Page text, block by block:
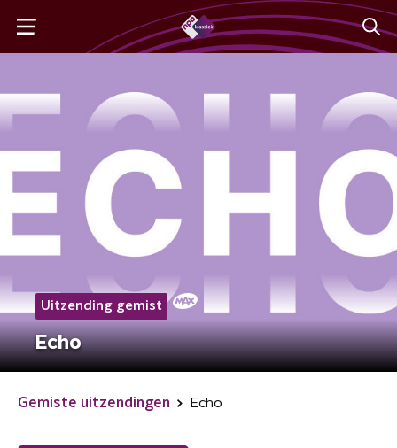
Uitzending gemist
Echo
Gemiste uitzendingen Echo